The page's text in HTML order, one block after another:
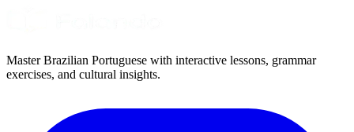
Master Brazilian Portuguese with interactive lessons, grammar
exercises, and cultural insights.